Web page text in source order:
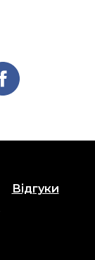
Відгуки